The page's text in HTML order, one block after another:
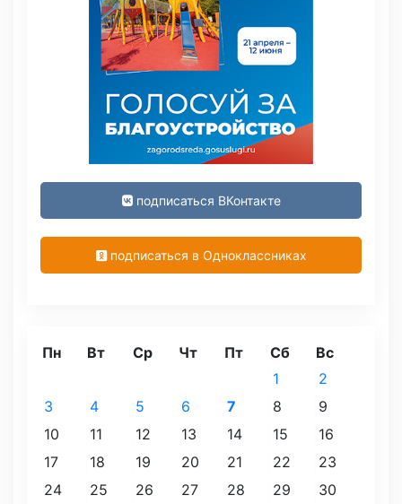
подписаться ВКонтакте
подписаться в Одноклассниках
Пн Вт Ср Чт Пт Сб Вс
1
2
3
4 5 6 7 8
9
10
11 12 13 14 15
16
17
18 19 20 21 22
23
24
25 26 27 28 29
30